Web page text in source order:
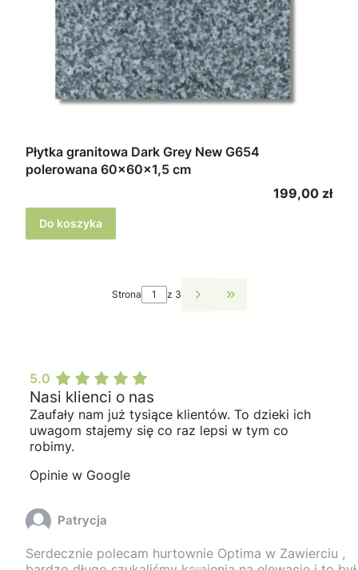
Płytka granitowa Dark Grey New G654
polerowana 60x60x1,5 cm
Cena
199,00 zł
Do koszyka
Strona z 3 Przejdź do ostatniej
5.0
Nasi klienci o nas
Zaufały nam już tysiące klientów. To dzieki ich
uwagom stajemy się co raz lepsi w tym co
robimy.
Opinie w Google
Patrycja
Serdecznie polecam hurtownie Optima w Zawierciu ,